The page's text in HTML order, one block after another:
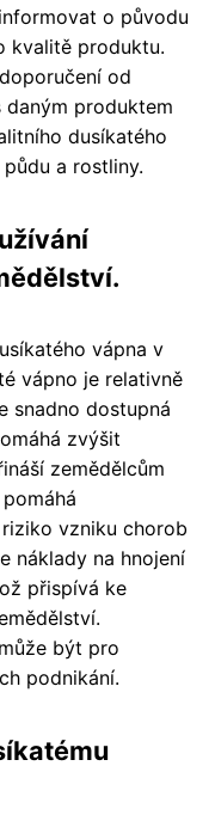
o původu
kvalitě produktu.
od
produktem
dusíkatého
a rostliny.
vápna v
vápno je relativně
snadno dostupná
zvýšit
zemědělcům
vzniku chorob
náklady na hnojení
přispívá ke
být pro
podnikání.